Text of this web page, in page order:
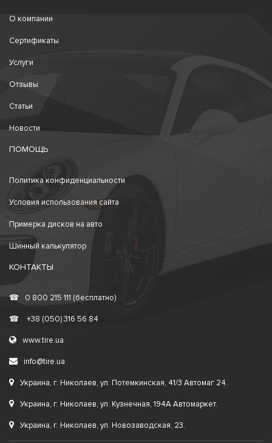
О компании
Сертификаты
Услуги
Отзывы
Статьи
Новости
ПОМОЩЬ
Политика конфиденциальности
Условия использования сайта
Примерка дисков на авто
Шинный калькулятор
КОНТАКТЫ
☎ 0 800 215 111 (бесплатно)
☎ +38 (050) 316 56 84
www.tire.ua
info@tire.ua
Украина, г. Николаев, ул. Потемкинская, 41/3 Автомаг 24.
Украина, г. Николаев, ул. Кузнечная, 194А Автомаркет.
Украина, г. Николаев, ул. Новозаводская, 23.